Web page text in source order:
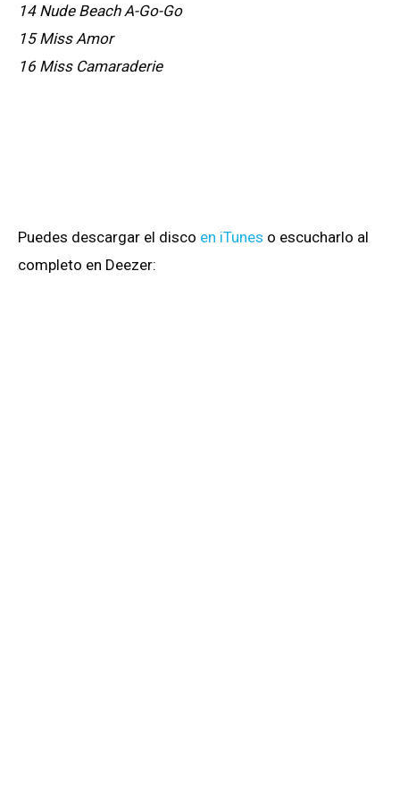
14 Nude Beach A-Go-Go
15 Miss Amor
16 Miss Camaraderie
Puedes descargar el disco en iTunes o escucharlo al
completo en Deezer: